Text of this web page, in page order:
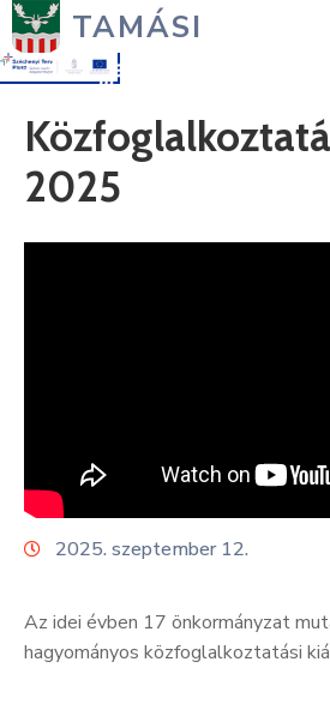
TAMÁSI
Fejlesztések
Média
Keresés
2025
2025. szeptember 12.
Az idei évben 17 önkormányzat
hagyományos közfoglalkoztatási